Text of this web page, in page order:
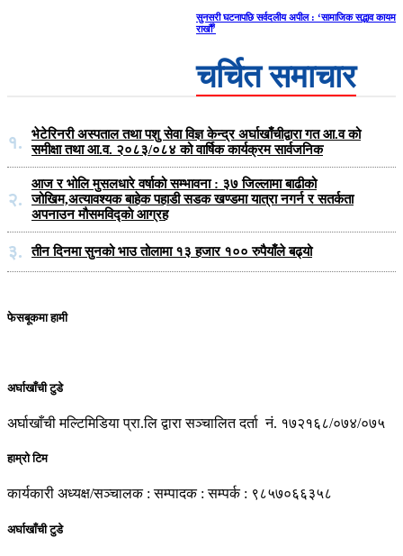
सुनसरी घटनापछि सर्वदलीय अपील : ‘सामाजिक सद्भाव कायम
राखौँ’
चर्चित समाचार
१.
भेटेरिनरी अस्पताल तथा पशु सेवा विज्ञ केन्द्र अर्घाखाँचीद्वारा गत आ.व को
समीक्षा तथा आ.व. २०८३/०८४ को वार्षिक कार्यक्रम सार्वजनिक
२.
आज र भोलि मुसलधारे वर्षाको सम्भावना : ३७ जिल्लामा बाढीको
जोखिम,अत्यावश्यक बाहेक पहाडी सडक खण्डमा यात्रा नगर्न र सतर्कता
अपनाउन मौसमविद्काे आग्रह
३. तीन दिनमा सुनको भाउ तोलामा १३ हजार १०० रुपैयाँले बढ्यो
फेसबूकमा हामी
अर्घाखाँची टुडे
अर्घाखाँची मल्टिमिडिया प्रा.लि द्वारा सञ्चालित दर्ता नं. १७२१६८/०७४/०७५
हाम्रो टिम
कार्यकारी अध्यक्ष/सञ्चालक : सम्पादक : सम्पर्क : ९८५७०६६३५८
अर्घाखाँची टुडे